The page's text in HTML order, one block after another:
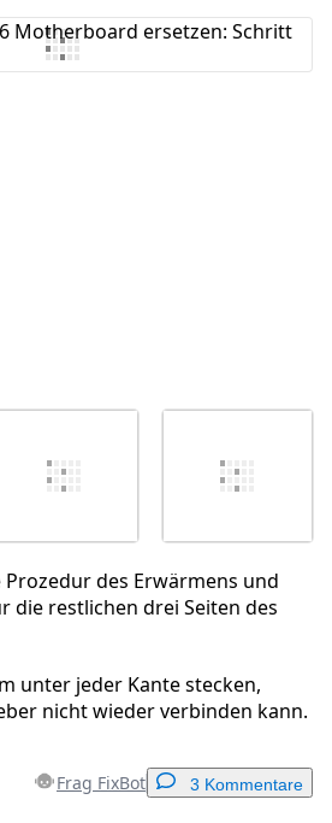
des Erwärmens und
die restlichen drei Seiten des
unter jeder Kante stecken,
nicht wieder verbinden kann.
Frag FixBot 3 Kommentare